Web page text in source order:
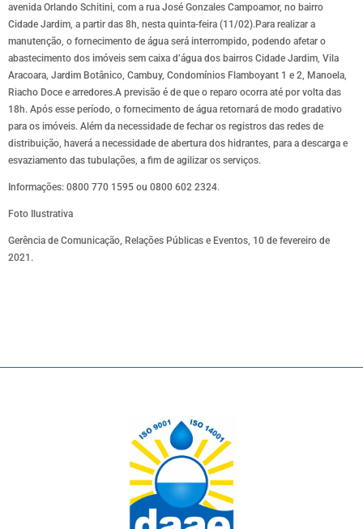
avenida Orlando Schitini, com a rua José Gonzales Campoamor, no bairro
Cidade Jardim, a partir das 8h, nesta quinta-feira (11/02).Para realizar a
manutenção, o fornecimento de água será interrompido, podendo afetar o
abastecimento dos imóveis sem caixa d’água dos bairros Cidade Jardim, Vila
Aracoara, Jardim Botânico, Cambuy, Condomínios Flamboyant 1 e 2, Manoela,
Riacho Doce e arredores.A previsão é de que o reparo ocorra até por volta das
18h. Após esse período, o fornecimento de água retornará de modo gradativo
para os imóveis. Além da necessidade de fechar os registros das redes de
distribuição, haverá a necessidade de abertura dos hidrantes, para a descarga e
esvaziamento das tubulações, a fim de agilizar os serviços.
Informações: 0800 770 1595 ou 0800 602 2324.
Foto Ilustrativa
Gerência de Comunicação, Relações Públicas e Eventos, 10 de fevereiro de
2021.